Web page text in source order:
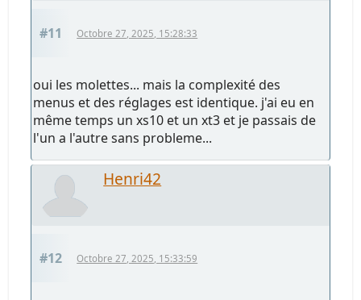
#11 Octobre 27, 2025, 15:28:33
oui les molettes... mais la complexité des
menus et des réglages est identique. j'ai eu en
même temps un xs10 et un xt3 et je passais de
l'un a l'autre sans probleme...
Henri42
#12 Octobre 27, 2025, 15:33:59